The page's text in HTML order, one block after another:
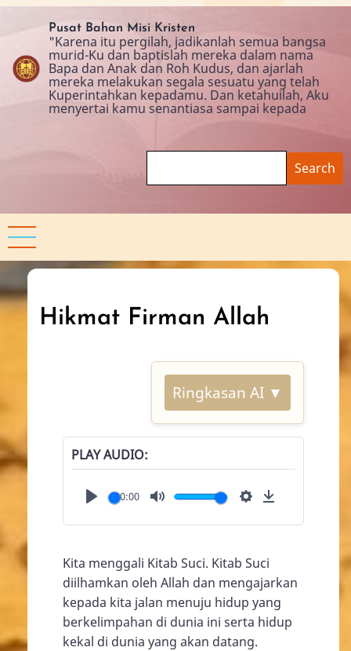
Skip
content
Pusat Bahan Misi Kristen
"Karena itu pergilah, jadikanlah semua bangsa
murid-Ku dan baptislah mereka dalam nama
Bapa dan Anak dan Roh Kudus, dan ajarlah
mereka melakukan segala sesuatu yang telah
Kuperintahkan kepadamu. Dan ketahuilah, Aku
menyertai kamu senantiasa sampai kepada
Hikmat Firman Allah
Ringkasan AI ▼
PLAY AUDIO
00:00
Kita menggali Kitab Suci. Kitab Suci
diilhamkan oleh Allah dan mengajarkan
kepada kita jalan menuju hidup yang
berkelimpahan di dunia ini serta hidup
kekal di dunia yang akan datang.